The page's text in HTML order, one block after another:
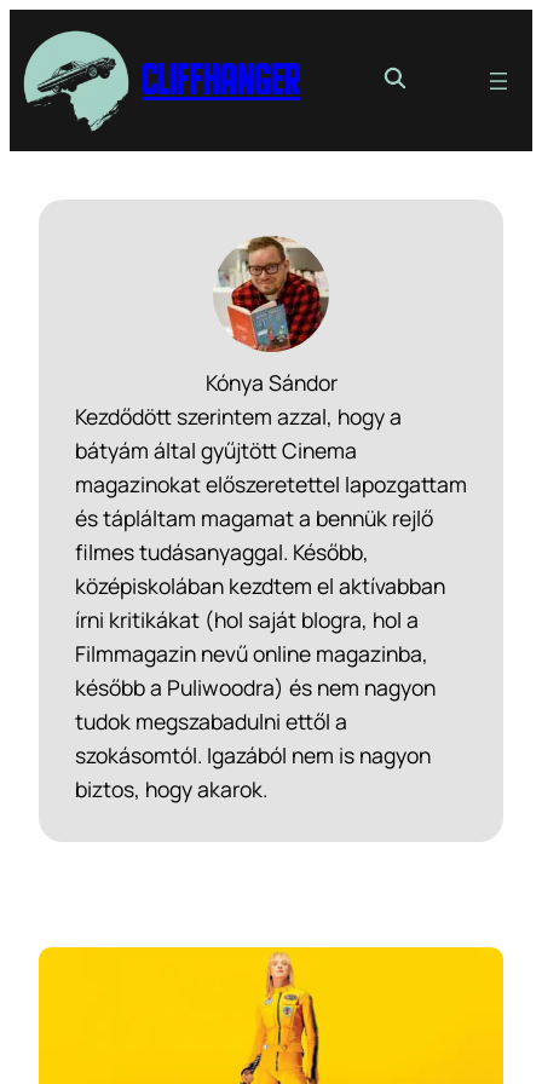
Cliffhanger
Kónya Sándor
Kezdődött szerintem azzal, hogy a
bátyám által gyűjtött Cinema
magazinokat előszeretettel lapozgattam
és tápláltam magamat a bennük rejlő
filmes tudásanyaggal. Később,
középiskolában kezdtem el aktívabban
írni kritikákat (hol saját blogra, hol a
Filmmagazin nevű online magazinba,
később a Puliwoodra) és nem nagyon
tudok megszabadulni ettől a
szokásomtól. Igazából nem is nagyon
biztos, hogy akarok.